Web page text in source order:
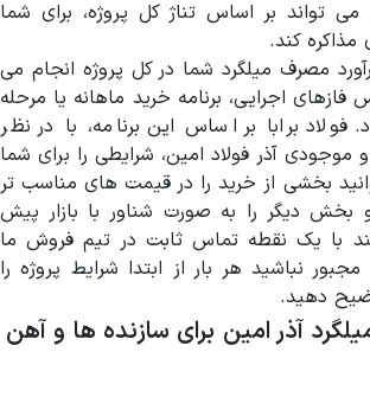
تواند بر اساس تناژ کل پروژه، برای شما
کند.
مصرف میلگرد شما در کل پروژه انجام می
اجرایی، برنامه خرید ماهانه یا مرحله
برابا بر اساس این برنامه، با در نظر
موجودی آذر فولاد امین، شرایطی را برای شما
بخشی از خرید را در قیمت های مناسب تر
بخش دیگر را به صورت شناور با بازار پیش
با یک نقطه تماس ثابت در تیم فروش ما
نباشید هر بار از ابتدا شرایط پروژه را
دهید.
آذر امین برای سازنده ها و آهن